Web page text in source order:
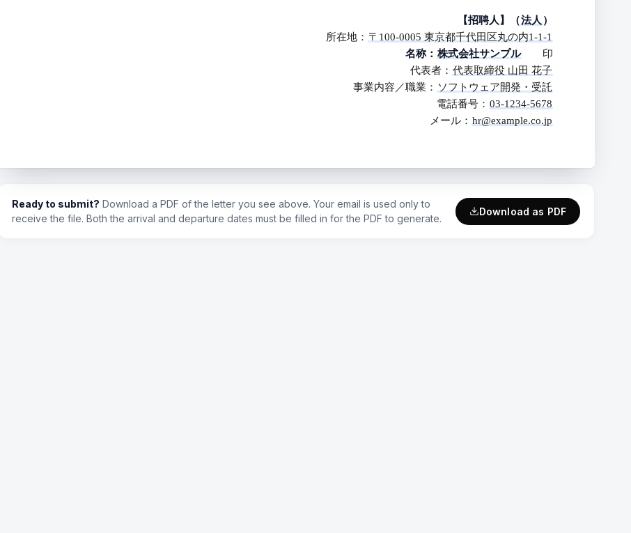
【招聘人】（法人 ）
所在地： 〒100-0005 東京都千代田区丸の内1-1-1
名称： 株式会社サンプル 印
代表者： 代表取締役 山田 花子
事業内容／職業： ソフトウェア開発・受託
電話番号： 03-1234-5678
メール： hr@example.co.jp
Ready to submit? Download a PDF of the letter you see above. Your email is used only to
receive the file. Both the arrival and departure dates must be filled in for the PDF to generate.
Download as PDF